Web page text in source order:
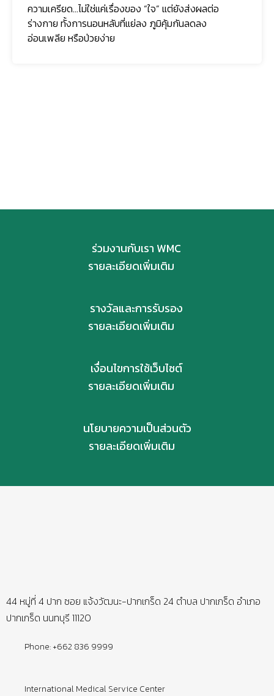
ความเครียด…ไม่ใช่แค่เรื่องของ “ใจ” แต่ยังส่งผลต่อ
ร่างกาย ทั้งการนอนหลับที่แย่ลง ภูมิคุ้มกันลดลง
อ่อนเพลีย หรือป่วยง่าย
ร่วมงานกับเรา WMC
รายละเอียดเพิ่มเติม
รางวัลและการรับรอง
รายละเอียดเพิ่มเติม
เงื่อนไขการใช้เว็บไซต์
รายละเอียดเพิ่มเติม
นโยบายความเป็นส่วนตัว
รายละเอียดเพิ่มเติม
44 หมู่ที่ 4 ปาก ซอย แจ้งวัฒนะ-ปากเกร็ด 24 ตำบล ปากเกร็ด อำเภอ
ปากเกร็ด นนทบุรี 11120
Phone: +662 836 9999
International Medical Service Center